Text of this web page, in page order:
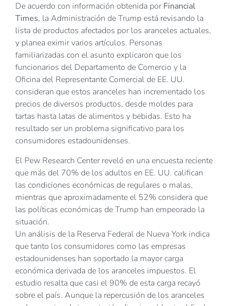
De acuerdo con información obtenida porFinancial
Times, la Administración de Trump está revisando la
lista de productos afectados por los aranceles actuales,
y planea eximir varios artículos. Personas
familiarizadas con el asunto explicaron que los
funcionarios del Departamento de Comercio y la
Oficina del Representante Comercial de EE. UU.
consideran que estos aranceles han incrementado los
precios de diversos productos, desde moldes para
tartas hasta latas de alimentos y bebidas. Esto ha
resultado ser un problema significativo para los
consumidores estadounidenses.
El Pew Research Center reveló en una encuesta reciente
que más del 70% de los adultos en EE. UU. califican
las condiciones económicas de regulares o malas,
mientras que aproximadamente el 52% considera que
las políticas económicas de Trump han empeorado la
situación.
Un análisis de la Reserva Federal de Nueva York indica
que tanto los consumidores como las empresas
estadounidenses han soportado la mayor carga
económica derivada de los aranceles impuestos. El
estudio resalta que casi el 90% de esta carga recayó
sobre el país. Aunque la repercusión de los aranceles